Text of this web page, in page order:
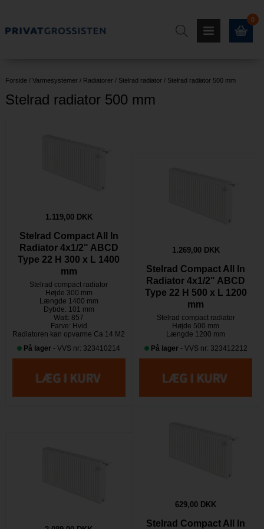
0
Forside / Varmesystemer / Radiatorer / Stelrad radiator / Stelrad radiator 500 mm
Stelrad radiator 500 mm
1.119,00 DKK
Stelrad Compact All In
Radiator 4x1/2" ABCD
Type 22 H 300 x L 1400
mm
Stelrad compact radiator
Højde 300 mm
Længde 1400 mm
Dybde: 101 mm
Watt: 857
Farve: Hvid
Radiatoren kan opvarme Ca 14 M2
På lager - VVS nr: 323410214
1.269,00 DKK
Stelrad Compact All In
Radiator 4x1/2" ABCD
Type 22 H 500 x L 1200
mm
Stelrad compact radiator
Højde 500 mm
Længde 1200 mm
På lager- VVS nr: 323412212
629,00 DKK
Stelrad Compact All In